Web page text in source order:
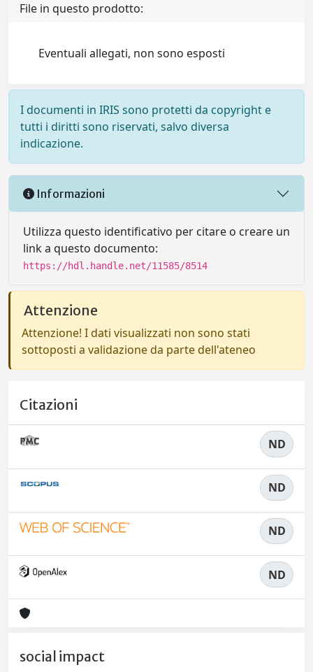
File in questo prodotto:
Eventuali allegati, non sono esposti
I documenti in IRIS sono protetti da copyright e
tutti i diritti sono riservati, salvo diversa
indicazione.
Informazioni
Utilizza questo identificativo per citare o creare un
link a questo documento:
https://hdl.handle.net/11585/8514
Attenzione
Attenzione! I dati visualizzati non sono stati
sottoposti a validazione da parte dell'ateneo
Citazioni
ND
ND
ND
ND
social impact